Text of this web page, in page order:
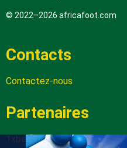
© 2022–2026 africafoot.com
Contacts
Contactez-nous
Partenaires
1xbetapk.africafoot.com